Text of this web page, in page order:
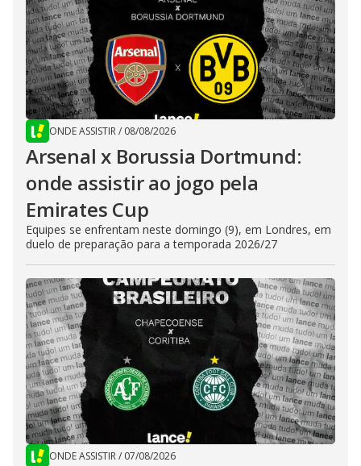
ONDE ASSISTIR/ 08/08/2026
Arsenal x Borussia Dortmund:
onde assistir ao jogo pela
Emirates Cup
Equipes se enfrentam neste domingo (9), em Londres, em
duelo de preparação para a temporada 2026/27
ONDE ASSISTIR/ 07/08/2026